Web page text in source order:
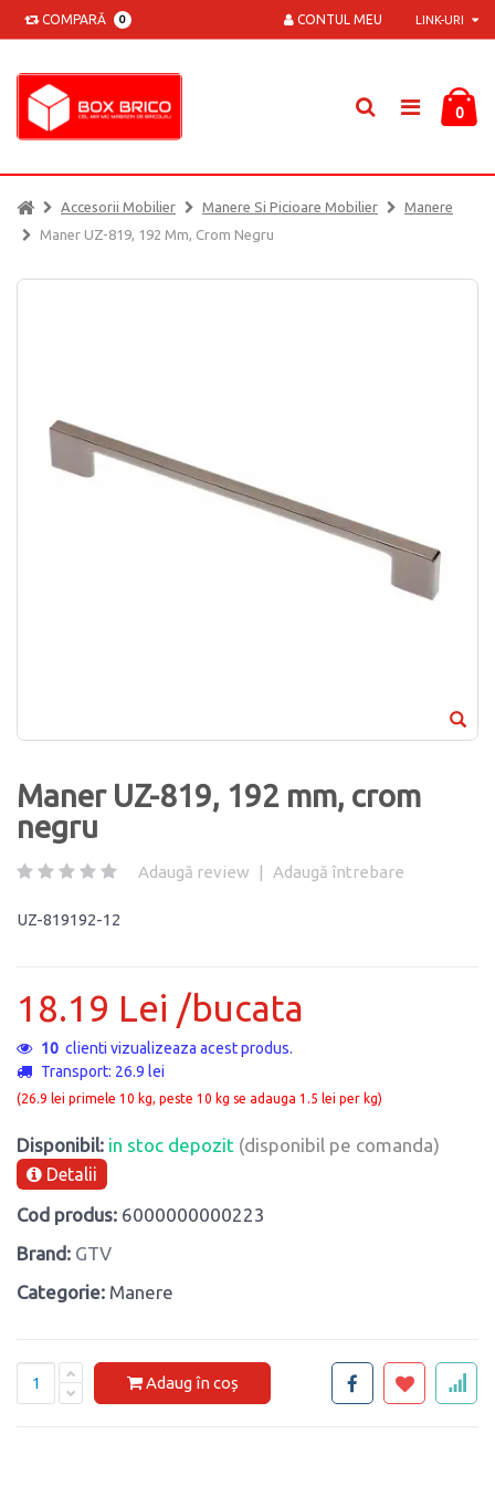
COMPARĂ 0 LINK-URI
CONTUL MEU
0
Accesorii Mobilier Manere Si Picioare Mobilier
Manere
Maner UZ-819, 192 Mm, Crom Negru
Maner UZ-819, 192 mm, crom
negru
Adaugă review | Adaugă întrebare
UZ-819192-12
18.19 Lei /bucata
10 clienti vizualizeaza acest produs.
Transport: 26.9 lei
(26.9 lei primele 10 kg, peste 10 kg se adauga 1.5 lei per kg)
Disponibil: in stoc depozit (disponibil pe comanda)
Detalii
Cod produs: 6000000000223
Brand: GTV
Categorie: Manere
Adaug în coș